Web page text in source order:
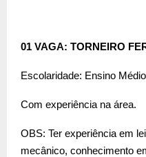
01 VAGA: TORNEIRO
Escolaridade: Ensino
Com experiência na área.
OBS: Ter experiência em
mecânico, conhecimento